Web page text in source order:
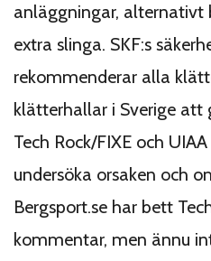
anläggningar, alternativt
extra slinga. SKF:s
rekommenderar alla
klätterhallar i Sverige att
Tech Rock/FIXE och
undersöka orsaken och
Bergsport.se har bett
kommentar, men ännu